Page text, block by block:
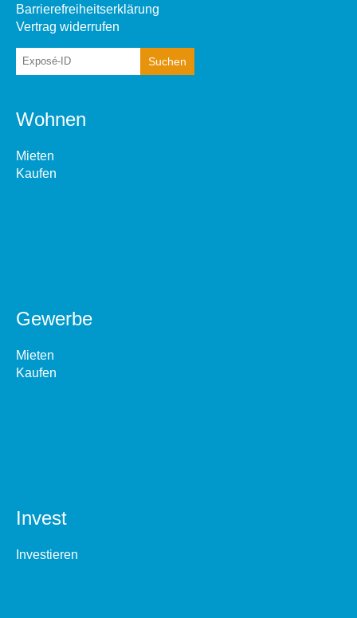
Barrierefreiheitserklärung
Vertrag widerrufen
Wohnen
Mieten
Kaufen
Gewerbe
Mieten
Kaufen
Invest
Investieren